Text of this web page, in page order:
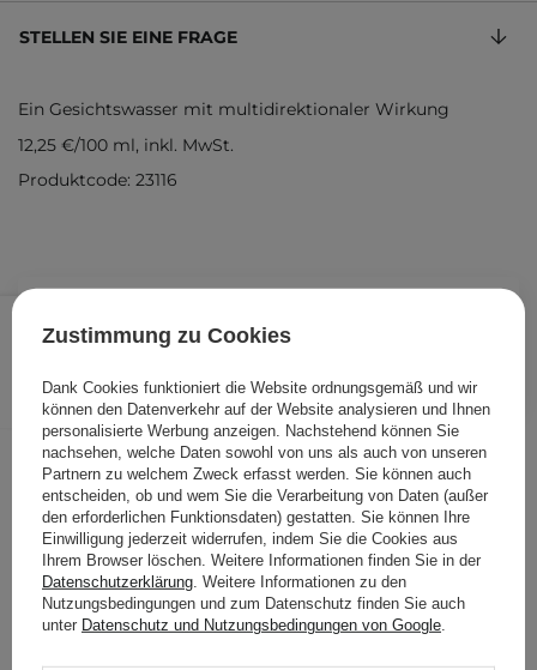
STELLEN SIE EINE FRAGE
Ein Gesichtswasser mit multidirektionaler Wirkung
12,25 €/100 ml, inkl. MwSt.
Produktcode: 23116
Folgende Produkte wurden von
anderen Kunden geprüft
Zustimmung zu Cookies
Dank Cookies funktioniert die Website ordnungsgemäß und wir
können den Datenverkehr auf der Website analysieren und Ihnen
personalisierte Werbung anzeigen. Nachstehend können Sie
nachsehen, welche Daten sowohl von uns als auch von unseren
Partnern zu welchem Zweck erfasst werden. Sie können auch
entscheiden, ob und wem Sie die Verarbeitung von Daten (außer
den erforderlichen Funktionsdaten) gestatten. Sie können Ihre
Einwilligung jederzeit widerrufen, indem Sie die Cookies aus
Ihrem Browser löschen. Weitere Informationen finden Sie in der
Datenschutzerklärung . Weitere Informationen zu den
Nutzungsbedingungen und zum Datenschutz finden Sie auch
unter Datenschutz und Nutzungsbedingungen von Google